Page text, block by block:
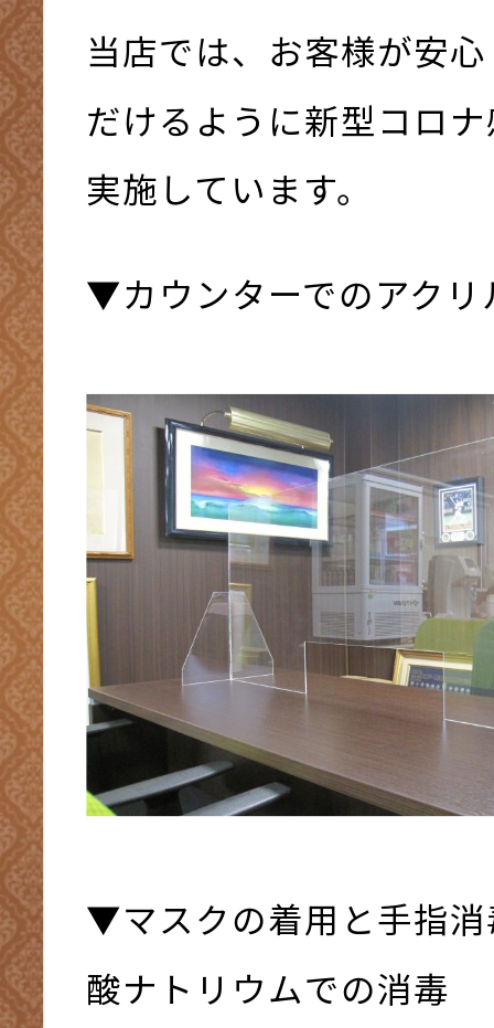
当店では、お客様が安
だけるように新型コロ
実施しています。
▼カウンターでのアクリ
▼マスクの着用と手指
酸ナトリウムでの消毒